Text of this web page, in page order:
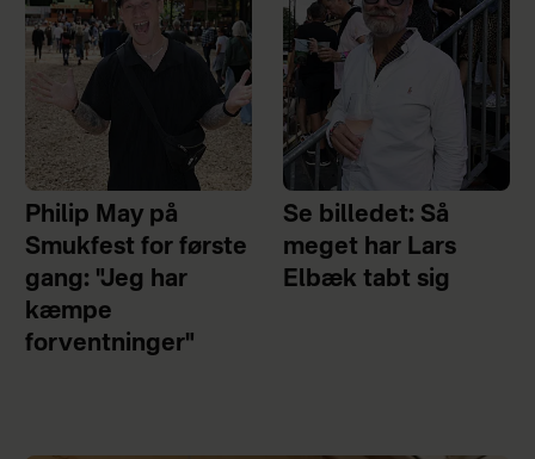
Philip May på
Smukfest for første
gang: "Jeg har
kæmpe
forventninger"
Se billedet: Så
meget har Lars
Elbæk tabt sig